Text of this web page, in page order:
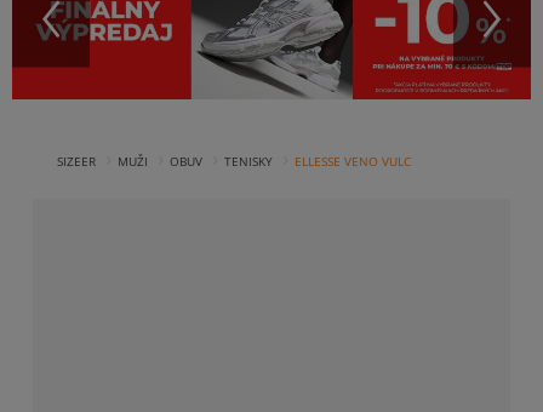
SIZEER MUŽI OBUV TENISKY ELLESSE VENO VULC